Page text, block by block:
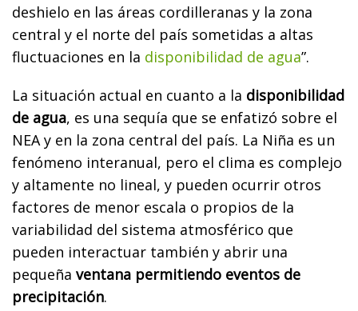
deshielo en las áreas cordilleranas y la zona
central y el norte del país sometidas a altas
fluctuaciones en la disponibilidad de agua”.
La situación actual en cuanto a la disponibilidad
de agua, es una sequía que se enfatizó sobre el
NEA y en la zona central del país. La Niña es un
fenómeno interanual, pero el clima es complejo
y altamente no lineal, y pueden ocurrir otros
factores de menor escala o propios de la
variabilidad del sistema atmosférico que
pueden interactuar también y abrir una
pequeña ventana permitiendo eventos de
precipitación.